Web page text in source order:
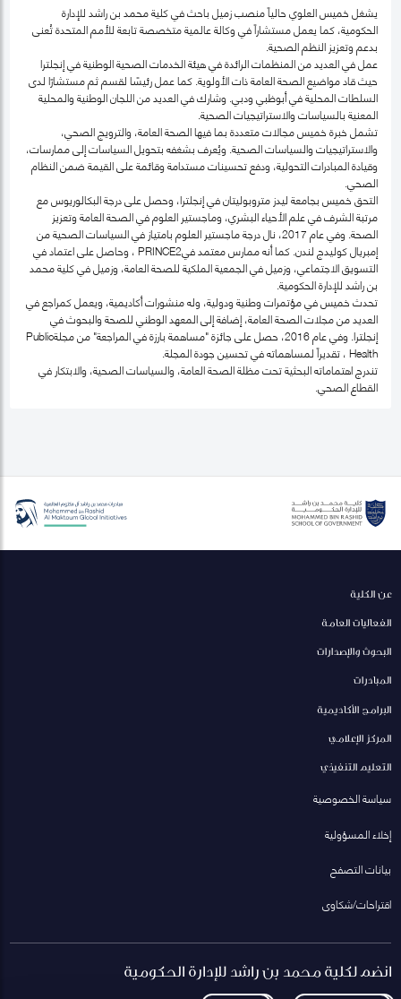
يشغل خميس العلوي حالياً منصب زميل باحث في كلية محمد بن راشد للإدارة
الحكومية، كما يعمل مستشاراً في وكالة عالمية متخصصة تابعة للأمم المتحدة تُعنى
بدعم وتعزيز النظم الصحية.
عمل في العديد من المنظمات الرائدة في هيئة الخدمات الصحية الوطنية في إنجلترا
حيث قاد مواضيع الصحة العامة ذات الأولوية. كما عمل رئيسًا لقسم ثم مستشارًا لدى
السلطات المحلية في أبوظبي ودبي. وشارك في العديد من اللجان الوطنية والمحلية
المعنية بالسياسات والاستراتيجيات الصحية.
تشمل خبرة خميس مجالات متعددة بما فيها الصحة العامة، والترويج الصحي،
والاستراتيجيات والسياسات الصحية. ويُعرف بشغفه بتحويل السياسات إلى ممارسات،
وقيادة المبادرات التحولية، ودفع تحسينات مستدامة وقائمة على القيمة ضمن النظام
الصحي.
التحق خميس بجامعة ليدز متروبوليتان في إنجلترا، وحصل على درجة البكالوريوس مع
مرتبة الشرف في علم الأحياء البشري، وماجستير العلوم في الصحة العامة وتعزيز
الصحة. وفي عام 2017، نال درجة ماجستير العلوم بامتياز في السياسات الصحية من
إمبريال كوليدج لندن. كما أنه ممارس معتمد فيPRINCE2 ، وحاصل على اعتماد في
التسويق الاجتماعي، وزميل في الجمعية الملكية للصحة العامة، وزميل في كلية محمد
بن راشد للإدارة الحكومية.
تحدث خميس في مؤتمرات وطنية ودولية، وله منشورات أكاديمية، ويعمل كمراجع في
العديد من مجلات الصحة العامة، إضافة إلى المعهد الوطني للصحة والبحوث في
إنجلترا. وفي عام 2016، حصل على جائزة "مساهمة بارزة في المراجعة" من مجلةPublic
Health ، تقديراً لمساهماته في تحسين جودة المجلة.
تندرج اهتماماته البحثية تحت مظلة الصحة العامة، والسياسات الصحية، والابتكار في
القطاع الصحي.
عن الكلية
الفعاليات العامة
البحوث والإصدارات
المبادرات
البرامج الأكاديمية
المركز الإعلامي
التعليم التنفيذي
سياسة الخصوصية
إخلاء المسؤولية
بيانات التصفح
اقتراحات/شكاوى
انضم لكلية محمد بن راشد للإدارة الحكومية